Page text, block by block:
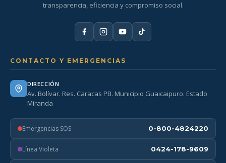
transparencia, eficiencia y compromiso social.
CONTACTO Y EMERGENCIAS
DIRECCIÓN
Av. Bolívar. Res. Caracas PB. Municipio Guaicaipuro. Estado
Miranda
Emergencias SOS 0-800-4824220
Línea Violeta 0424-178-9609